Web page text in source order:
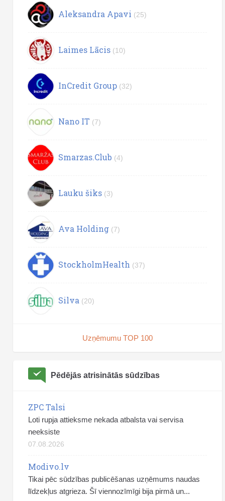
Aleksandra Apavi (25)
Laimes Lācis (10)
InCredit Group (32)
Nano IT (7)
Smarzas.Club (4)
Lauku šiks (3)
Ava Holding (7)
StockholmHealth (37)
Silva (20)
Uzņēmumu TOP 100
Pēdējās atrisinātās sūdzības
ZPC Talsi
Loti rupja attieksme nekada atbalsta vai servisa
neeksiste
07.08.2026
Modivo.lv
Tikai pēc sūdzības publicēšanas uzņēmums naudas
līdzekļus atgrieza. Šī viennozīmīgi bija pirmā un...